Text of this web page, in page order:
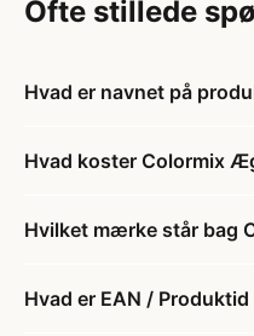
Ofte stillede
Hvad er navnet på
Hvad koster Colormix
Hvilket mærke står bag
Hvad er EAN /